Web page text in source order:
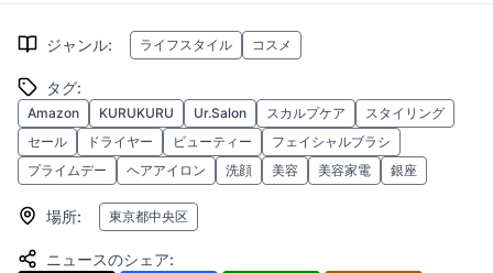
ジャンル: ライフスタイル コスメ
タグ:
Amazon KURUKURU Ur.Salon スカルプケア
スタイリング
セール
ドライヤー ビューティー
フェイシャルブラシ
プライムデー
ヘアアイロン 洗顔 美容 美容家電 銀座
場所: 東京都中央区
ニュースのシェア: